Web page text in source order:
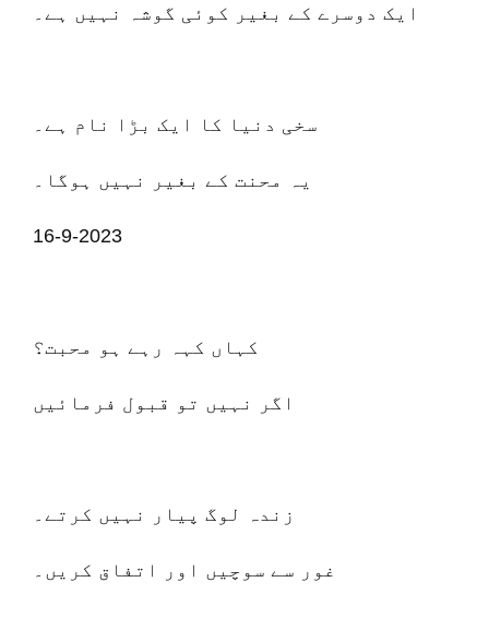
ایک دوسرے کے بغیر کوئی گوشہ نہیں ہے۔
سخی دنیا کا ایک بڑا نام ہے۔
یہ محنت کے بغیر نہیں ہوگا۔
16-9-2023
کہاں کہہ رہے ہو محبت؟
اگر نہیں تو قبول فرمائیں
زندہ لوگ پیار نہیں کرتے۔
غور سے سوچیں اور اتفاق کریں۔